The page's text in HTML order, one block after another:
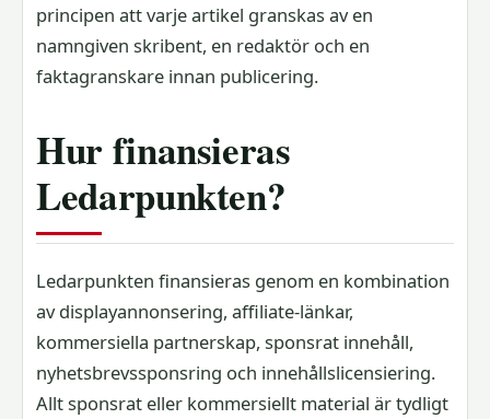
principen att varje artikel granskas av en
namngiven skribent, en redaktör och en
faktagranskare innan publicering.
Hur finansieras
Ledarpunkten?
Ledarpunkten finansieras genom en kombination
av displayannonsering, affiliate-länkar,
kommersiella partnerskap, sponsrat innehåll,
nyhetsbrevssponsring och innehållslicensiering.
Allt sponsrat eller kommersiellt material är tydligt